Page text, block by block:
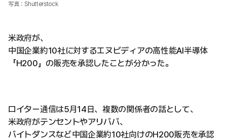
写真：Shutterstock
米政府が、
中国企業約10社に対するエヌビディアの高性能AI半導体
「H200」の販売を承認したことが分かった。
ロイター通信は5月14日、複数の関係者の話として、
米政府がテンセントやアリババ、
バイトダンスなど中国企業約10社向けのH200販売を承認